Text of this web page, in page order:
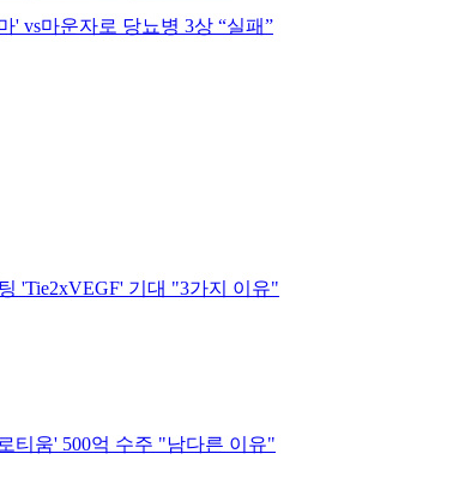
' vs마운자로 당뇨병 3상 “실패”
'Tie2xVEGF' 기대 "3가지 이유"
티움' 500억 수주 "남다른 이유"